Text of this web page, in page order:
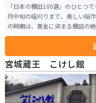
「日本の棚田100選」のひとつ
月中旬の稲刈りまで、美しい稲
の時期は、黄金に染まる棚田の
れた絶景スポットとしてカメラ
宮城蔵王 こけし館